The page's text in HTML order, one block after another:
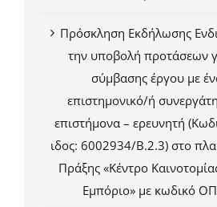
Πρόσκληση Εκδήλωσης
την υποβολή προτάσεων
σύμβασης έργου με
επιστημονικό/ή
επιστήμονα – ερευνητή
ιδος: 6002934/Β.2.3) στο
Πράξης «Κέντρο
Εμπόριο» με κωδικό